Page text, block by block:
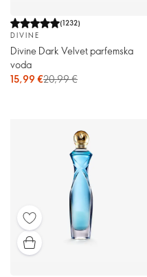
(1232)
DIVINE
Divine Dark Velvet parfemska
voda
15,99 €20,99 €